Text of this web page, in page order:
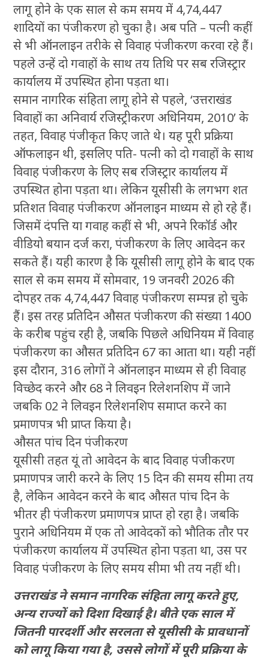
लागू होने के एक साल से कम समय में 4,74,447
शादियों का पंजीकरण हो चुका है। अब पति – पत्नी कहीं
से भी ऑनलाइन तरीके से विवाह पंजीकरण करवा रहे हैं।
पहले उन्हें दो गवाहों के साथ तय तिथि पर सब रजिस्ट्रार
कार्यालय में उपस्थित होना पड़ता था।
समान नागरिक संहिता लागू होने से पहले, ‘उत्तराखंड
विवाहों का अनिवार्य रजिस्ट्रीकरण अधिनियम, 2010’ के
तहत, विवाह पंजीकृत किए जाते थे। यह पूरी प्रक्रिया
ऑफलाइन थी, इसलिए पति- पत्नी को दो गवाहों के साथ
विवाह पंजीकरण के लिए सब रजिस्ट्रार कार्यालय में
उपस्थित होना पड़ता था। लेकिन यूसीसी के लगभग शत
प्रतिशत विवाह पंजीकरण ऑनलाइन माध्यम से हो रहे हैं।
जिसमें दंपत्ति या गवाह कहीं से भी, अपने रिकॉर्ड और
वीडियो बयान दर्ज करा, पंजीकरण के लिए आवेदन कर
सकते हैं। यही कारण है कि यूसीसी लागू होने के बाद एक
साल से कम समय में सोमवार, 19 जनवरी 2026 की
दोपहर तक 4,74,447 विवाह पंजीकरण सम्पन्न हो चुके
हैं। इस तरह प्रतिदिन औसत पंजीकरण की संख्या 1400
के करीब पहुंच रही है, जबकि पिछले अधिनियम में विवाह
पंजीकरण का औसत प्रतिदिन 67 का आता था। यही नहीं
इस दौरान, 316 लोगों ने ऑनलाइन माध्यम से ही विवाह
विच्छेद करने और 68 ने लिवइन रिलेशनशिप में जाने
जबकि 02 ने लिवइन रिलेशनशिप समाप्त करने का
प्रमाणपत्र भी प्राप्त किया है।
औसत पांच दिन पंजीकरण
यूसीसी तहत यूं तो आवेदन के बाद विवाह पंजीकरण
प्रमाणपत्र जारी करने के लिए 15 दिन की समय सीमा तय
है, लेकिन आवेदन करने के बाद औसत पांच दिन के
भीतर ही पंजीकरण प्रमाणपत्र प्राप्त हो रहा है। जबकि
पुराने अधिनियम में एक तो आवेदकों को भौतिक तौर पर
पंजीकरण कार्यालय में उपस्थित होना पड़ता था, उस पर
विवाह पंजीकरण के लिए समय सीमा भी तय नहीं थी।
उत्तराखंड ने समान नागरिक संहिता लागू करते हुए,
अन्य राज्यों को दिशा दिखाई है। बीते एक साल में
जितनी पारदर्शी और सरलता से यूसीसी के प्रावधानों
को लागू किया गया है, उससे लोगों में पूरी प्रक्रिया के